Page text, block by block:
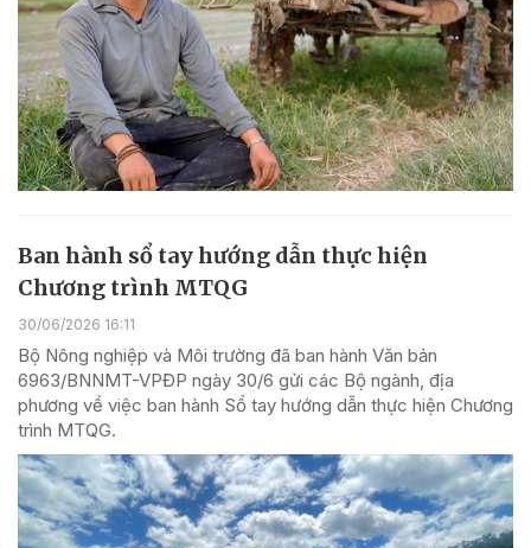
Ban hành sổ tay hướng dẫn thực hiện
Chương trình MTQG
30/06/2026 16:11
Bộ Nông nghiệp và Môi trường đã ban hành Văn bản
6963/BNNMT-VPĐP ngày 30/6 gửi các Bộ ngành, địa
phương về việc ban hành Sổ tay hướng dẫn thực hiện Chương
trình MTQG.